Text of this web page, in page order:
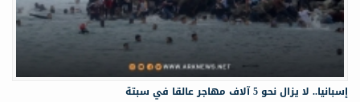
إسبانيا.. لا يزال نحو 5 آلاف مهاجر عالقا في سبتة